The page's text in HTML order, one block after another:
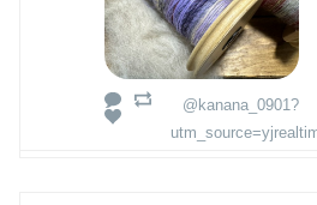
@kanana_0901?